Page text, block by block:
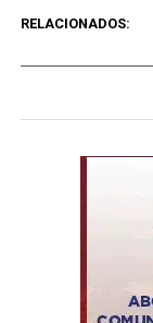
RELACIONADOS: